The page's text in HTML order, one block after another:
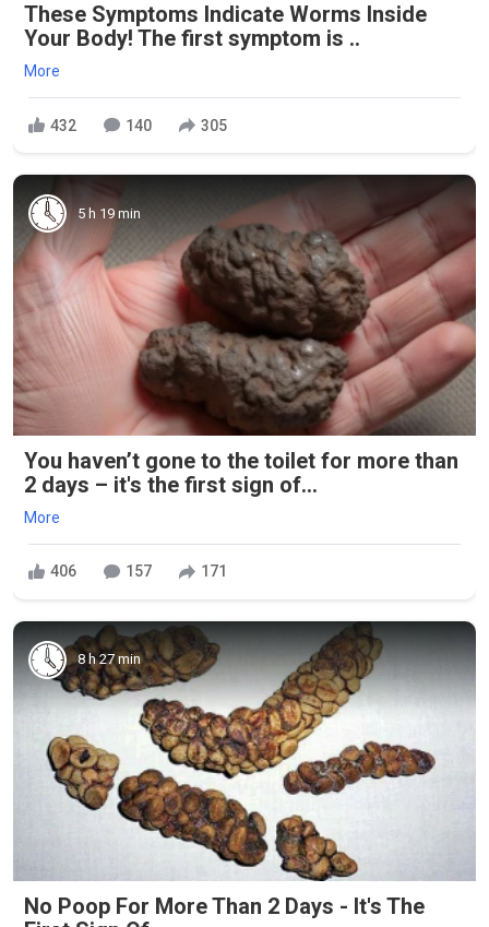
These Symptoms Indicate Worms Inside
Your Body! The first symptom is ..
More
432 140 305
5 h 19 min
You haven’t gone to the toilet for more than
2 days – it's the first sign of...
More
406 157 171
8 h 27 min
No Poop For More Than 2 Days - It's The